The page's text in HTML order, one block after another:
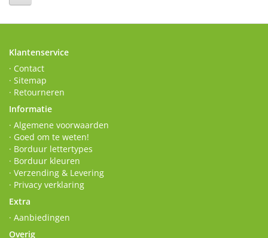
Klantenservice
· Contact
· Sitemap
· Retourneren
Informatie
· Algemene voorwaarden
· Goed om te weten!
· Borduur lettertypes
· Borduur kleuren
· Verzending & Levering
· Privacy verklaring
Extra
· Aanbiedingen
Overig